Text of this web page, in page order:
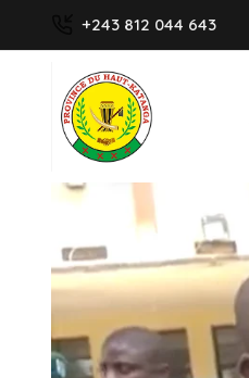
+243 812 044 643